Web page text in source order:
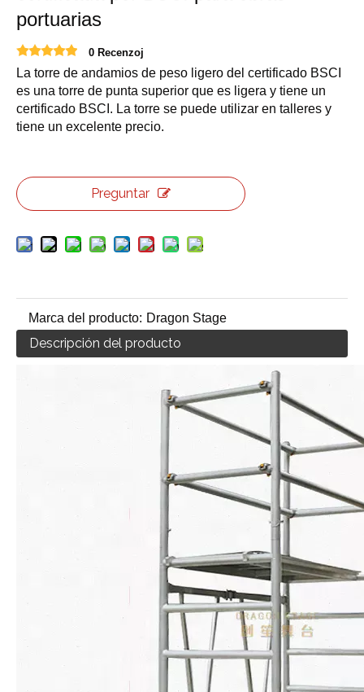
portuarias
0 Recenzoj
La torre de andamios de peso ligero del certificado BSCI
es una torre de punta superior que es ligera y tiene un
certificado BSCI. La torre se puede utilizar en talleres y
tiene un excelente precio.
Preguntar
Marca del producto: Dragon Stage
Descripción del producto